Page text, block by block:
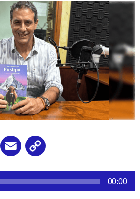
WhatsApp
Email
00:00